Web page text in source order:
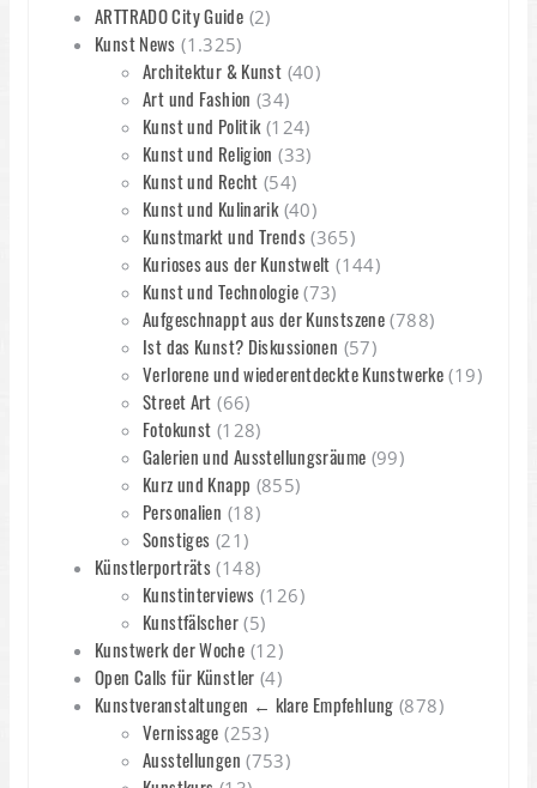
ARTTRADO City Guide (2)
Kunst News (1.325)
Architektur & Kunst (40)
Art und Fashion (34)
Kunst und Politik(124)
Kunst und Religion (33)
Kunst und Recht (54)
Kunst und Kulinarik(40)
Kunstmarkt und Trends(365)
Kurioses aus der Kunstwelt (144)
Kunst und Technologie(73)
Aufgeschnappt aus der Kunstszene (788)
Ist das Kunst? Diskussionen (57)
Verlorene und wiederentdeckte Kunstwerke (19)
Street Art (66)
Fotokunst (128)
Galerien und Ausstellungsräume (99)
Kurz und Knapp (855)
Personalien (18)
Sonstiges (21)
Künstlerporträts (148)
Kunstinterviews (126)
Kunstfälscher(5)
Kunstwerk der Woche (12)
Open Calls für Künstler (4)
Kunstveranstaltungen ← klare Empfehlung (878)
Vernissage (253)
Ausstellungen (753)